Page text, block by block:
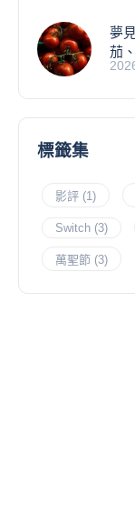
夢
茄
標籤集
影評 (1)
Switch (3)
萬聖節 (3)